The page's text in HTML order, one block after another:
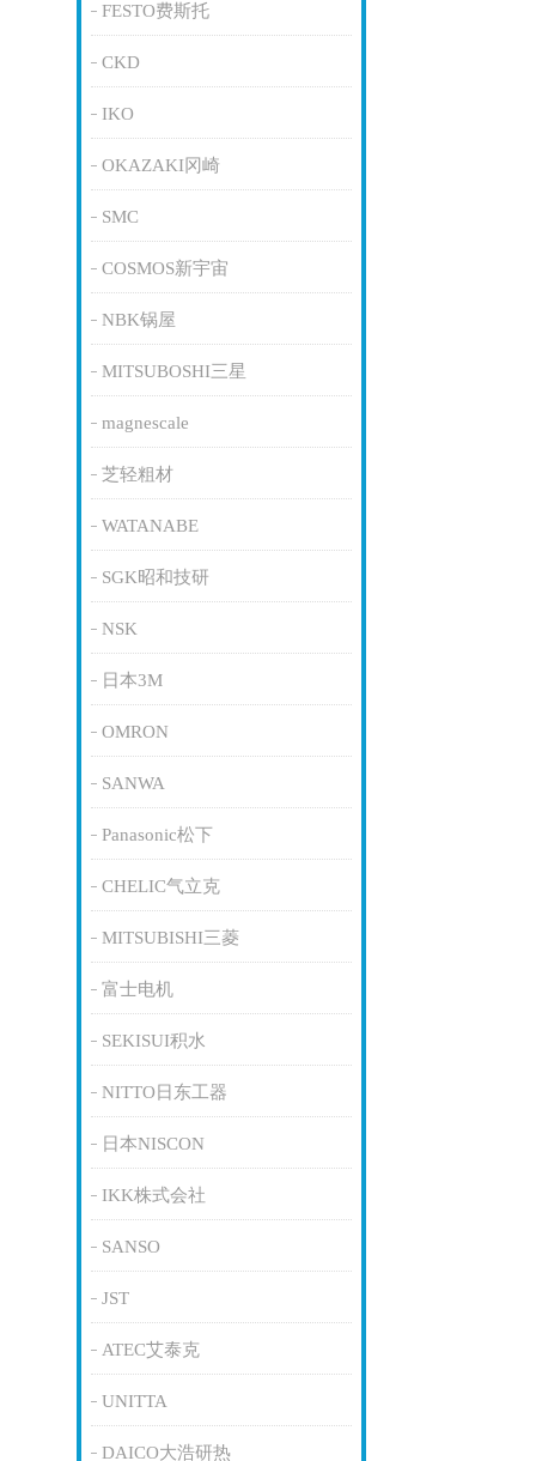
FESTO费斯托
CKD
IKO
OKAZAKI冈崎
SMC
COSMOS新宇宙
NBK锅屋
MITSUBOSHI三星
magnescale
芝轻粗材
WATANABE
SGK昭和技研
NSK
日本3M
OMRON
SANWA
Panasonic松下
CHELIC气立克
MITSUBISHI三菱
富士电机
SEKISUI积水
NITTO日东工器
日本NISCON
IKK株式会社
SANSO
JST
ATEC艾泰克
UNITTA
DAICO大浩研热